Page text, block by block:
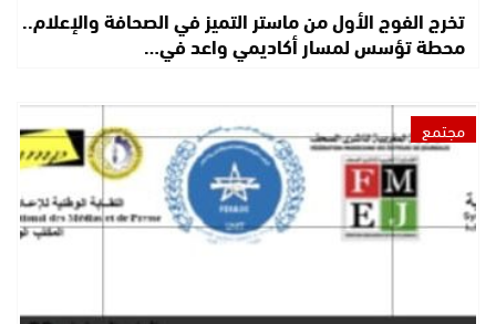
تخرج الفوج الأول من ماستر التميز في الصحافة والإعلام..
محطة تؤسس لمسار أكاديمي واعد في…
مجتمع